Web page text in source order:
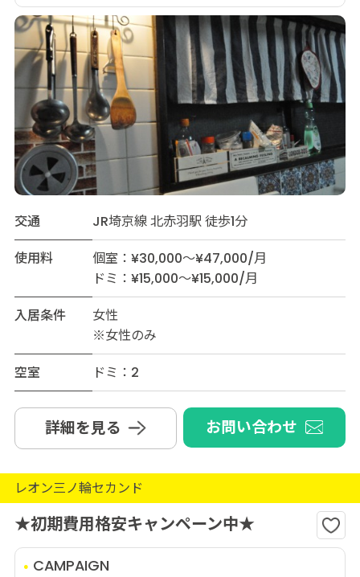
交通
JR埼京線 北赤羽駅 徒歩1分
使用料
個室：¥30,000～¥47,000/月
ドミ：¥15,000～¥15,000/月
入居条件
女性
※女性のみ
空室
ドミ：2
詳細を見る お問い合わせ
レオン三ノ輪セカンド
★初期費用格安キャンペーン中★
CAMPAIGN